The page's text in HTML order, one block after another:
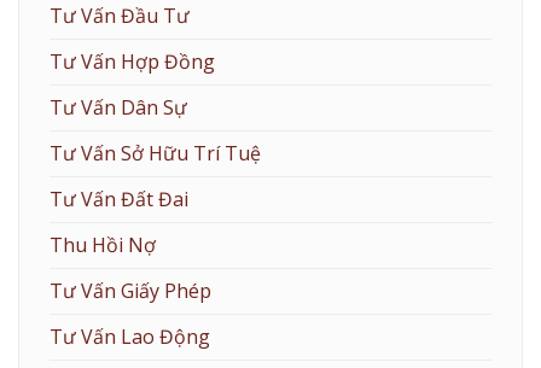
Tư Vấn Đầu Tư
Tư Vấn Hợp Đồng
Tư Vấn Dân Sự
Tư Vấn Sở Hữu Trí Tuệ
Tư Vấn Đất Đai
Thu Hồi Nợ
Tư Vấn Giấy Phép
Tư Vấn Lao Động